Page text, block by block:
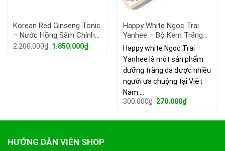
Korean Red Ginseng Tonic
– Nước Hồng Sâm Chính
Phủ Hàn Quốc Cao Cấp
2.200.000₫ Giá
1.850.000₫Giá
hiện
1.850.000₫.
Happy White Ngọc Trai
Yanhee – Bộ Kem Trắng
Da Thái Lan.
Happy white Ngọc Trai
Yanhee là một sản phẩm
dưỡng trắng da được nhiều
người ưa chuộng tại Việt
Nam.…
300.000₫ Giá
300.000₫.
270.000₫Giá
hiện
là:
HƯỚNG DẪN VIÊN SHOP